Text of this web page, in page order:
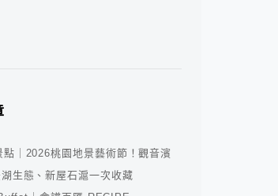
點｜2026桃園地景藝術節！觀音濱
生態、新屋石滬一次收藏